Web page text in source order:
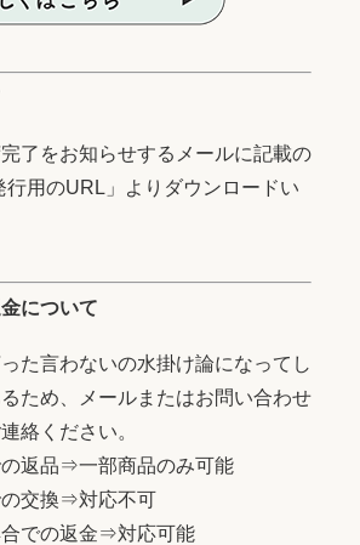
了をお知らせするメールに記載の
行用のURL」よりダウンロードい
について
た言わないの水掛け論になってし
ため、メールまたはお問い合わせ
絡ください。
の返品⇒一部商品のみ可能
の交換⇒対応不可
合での返金⇒対応可能